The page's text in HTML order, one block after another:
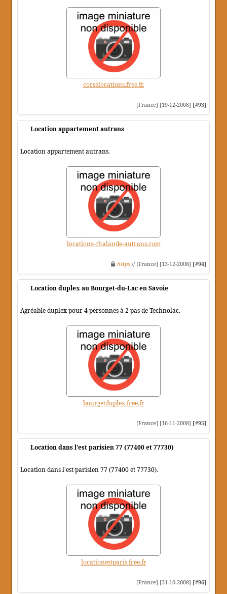
corselocations.free.fr.
[France] [19-12-2008] [#93]
Location appartement autrans
Location appartement autrans.
locations-chalande-autrans.com
https:// [France] [13-12-2008] [#94]
Location duplex au Bourget-du-Lac en Savoie
Agréable duplex pour 4 personnes à 2 pas de Technolac.
bourgetduplex.free.fr
[France] [16-11-2008] [#95]
Location dans l'est parisien 77 (77400 et 77730)
Location dans l'est parisien 77 (77400 et 77730).
locationestparis.free.fr
[France] [31-10-2008] [#96]